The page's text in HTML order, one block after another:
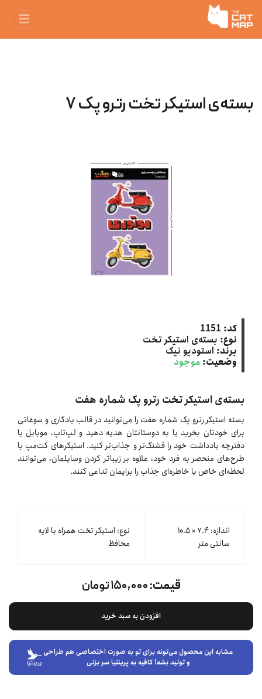
بسته‌ی استیکر تخت رترو پک ۷
کد: 1151
نوع: بسته‌ی استیکر تخت
برند: استودیو نیک
وضعیت: موجود
بسته‌ی استیکر تخت رترو پک شماره هفت
بسته استیکر رترو پک شماره هفت را می‌توانید در قالب یادگاری و سوغاتی
برای خودتان بخرید یا به دوستانتان هدیه دهید و لپ‌تاپ، موبایل یا
دفترچه یادداشت خود را قشنگ‌تر و جذاب‌تر کنید. استیکرهای کت‌مپ با
طرح‌های منحصر به فرد خود، علاوه بر زیباتر کردن وسایلمان، می‌توانند
لحظه‌ای خاص یا خاطره‌ای جذاب را برایمان تداعی کنند.
اندازه: ۷.۴ × ۱۰.۵
سانتی متر
نوع: استیکر تخت همراه با لایه
محافظ
قیمت:۱۵۰,۰۰۰ تومان
افزودن به سبد خرید
مشابه این محصول می‌تونه برای تو به صورت اختصاصی هم طراحی
و تولید بشه! کافیه به پرینتیا سر بزنی